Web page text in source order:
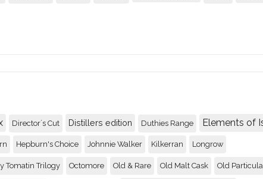
Director´s Cut Distillers edition Duthies Range Elements of
Hepburn's Choice Johnnie Walker Kilkerran Longrow
Tomatin Trilogy Octomore Old & Rare Old Malt Cask Old